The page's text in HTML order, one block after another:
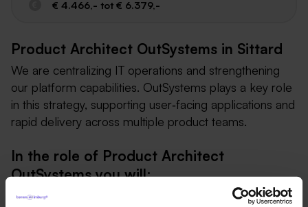
€ 4.466,- tot € 6.379,-
Product Architect OutSystems in Sittard
We are centralizing IT operations and strengthening
our platform capabilities. OutSystems plays a key role
in this strategy, supporting user‑facing applications and
rapid delivery across multiple product teams.
In the role of Product Architect
OutSystems you will:
Define and own the architectural vision for the